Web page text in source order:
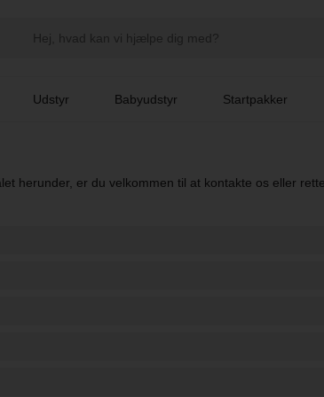
Udstyr Babyudstyr Startpakker
herunder, er du velkommen til at kontakte os eller
Du kan gøre os opmærksom på det, ved at sende os
vedr. reklamation eller fortrydelse.